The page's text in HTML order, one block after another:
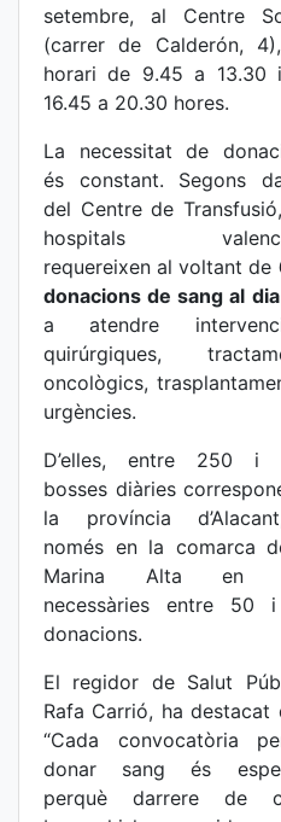
setembre, al Centre
(carrer de Calderón,
horari de 9.45 a 13.30
16.45 a 20.30 hores.
La necessitat de
és constant. Segons
del Centre de
hospitals
requereixen al voltant de
donacions de sang al dia
a atendre
quirúrgiques,
oncològics,
urgències.
D’elles, entre 250 i
bosses diàries
la província
només en la comarca
Marina Alta en
necessàries entre 50
donacions.
El regidor de Salut
Rafa Carrió, ha destacat
“Cada convocatòria
donar sang és
perquè darrere de